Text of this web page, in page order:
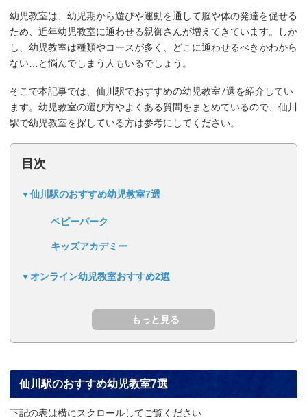
幼児教室は、幼児期から遊びや運動を通して脳や体の発達を促せる
ため、近年幼児教室に通わせる親御さんが増えてきています。しか
し、幼児教室は種類やコースが多く、どこに通わせるべきかわから
ない…と悩んでしまう人もいるでしょう。
そこで本記事では、仙川駅でおすすめの幼児教室7選を紹介してい
ます。幼児教室の選び方やよくある質問をまとめているので、仙川
駅で幼児教室を探している方は参考にしてください。
目次
仙川駅のおすすめ幼児教室7選
ベビーパーク
キッズアカデミー
オンライン幼児教室おすすめ2選
仙川駅のおすすめ幼児教室7選
下記の表は横にスクロールしてご覧ください